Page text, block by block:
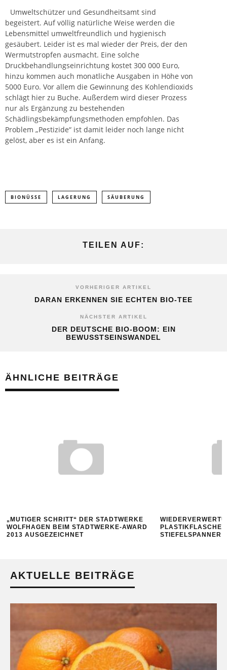
Umweltschützer und Gesundheitsamt sind
begeistert. Auf völlig natürliche Weise werden die
Lebensmittel umweltfreundlich und hygienisch
gesäubert. Leider ist es mal wieder der Preis, der den
Wermutstropfen ausmacht. Eine solche
Druckbehandlungseinrichtung kostet 300 000 Euro,
hinzu kommen auch monatliche Ausgaben in Höhe von
5000 Euro. Vor allem die Gewinnung des Kohlendioxids
schlägt hier zu Buche. Außerdem wird dieser Prozess
nur als Ergänzung zu bestehenden
Schädlingsbekämpfungsmethoden empfohlen. Das
Problem „Pestizide“ ist damit leider noch lange nicht
gelöst, aber es ist ein Anfang.
BIONÜSSE LAGERUNG SÄUBERUNG
TEILEN AUF:
VORHERIGER ARTIKEL
DARAN ERKENNEN SIE ECHTEN BIO-TEE
NÄCHSTER ARTIKEL
DER DEUTSCHE BIO-BOOM: EIN
BEWUSSTSEINSWANDEL
ÄHNLICHE BEITRÄGE
„MUTIGER SCHRITT“ DER STADTWERKE
WOLFHAGEN BEIM STADTWERKE-AWARD
2013 AUSGEZEICHNET
STIEFELSPANNER
AKTUELLE BEITRÄGE